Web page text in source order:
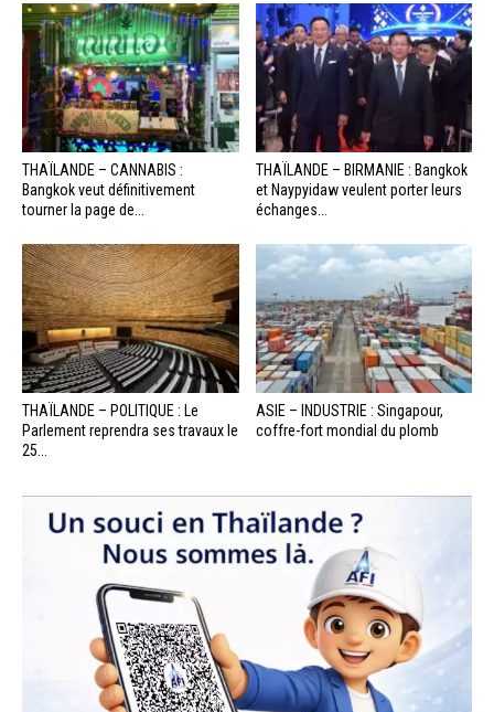
THAÏLANDE – CANNABIS :
Bangkok veut définitivement
tourner la page de...
THAÏLANDE – BIRMANIE : Bangkok
et Naypyidaw veulent porter leurs
échanges...
THAÏLANDE – POLITIQUE : Le
Parlement reprendra ses travaux le
25...
ASIE – INDUSTRIE : Singapour,
coffre-fort mondial du plomb